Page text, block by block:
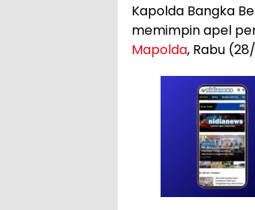
Kapolda Bangka
memimpin apel
Mapolda, Rabu